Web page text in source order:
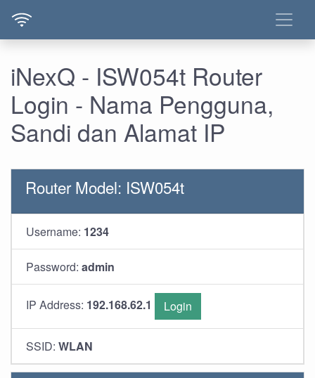
iNexQ - ISW054t Router
Login - Nama Pengguna,
Sandi dan Alamat IP
Router Model: ISW054t
Username: 1234
Password: admin
IP Address: 192.168.62.1 Login
SSID: WLAN